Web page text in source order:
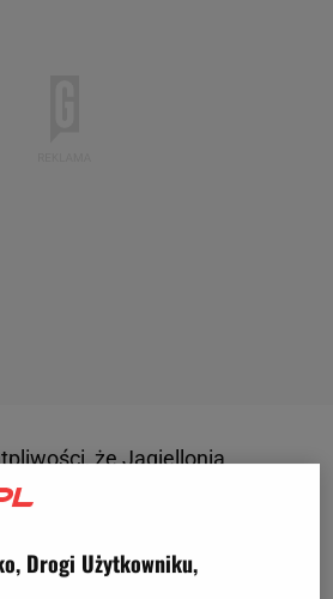
że Jagiellonia
kadrową w sezonie
Joao Moutinho, Michala
Drogi Użytkowniku,